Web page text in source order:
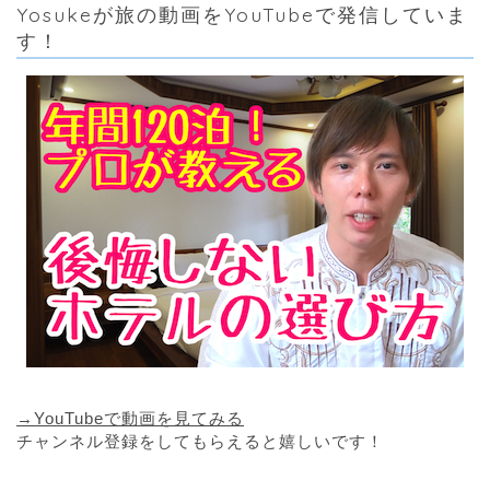
Yosukeが旅の動画をYouTubeで発信していま
す！
→YouTubeで動画を見てみる
チャンネル登録をしてもらえると嬉しいです！